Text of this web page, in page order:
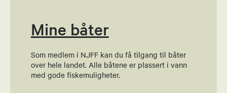
Kent Ståle Jensen
98823081
Send epost
Mine båter
Som medlem i NJFF kan du få tilgang til båter
over hele landet. Alle båtene er plassert i vann
med gode fiskemuligheter.